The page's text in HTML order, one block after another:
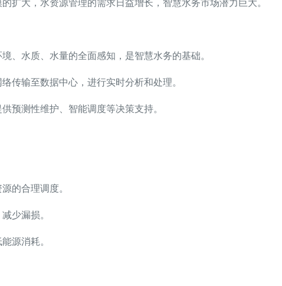
扩大，水资源管理的需求日益增长，智慧水务市场潜力巨大。
、水质、水量的全面感知，是智慧水务的基础。
传输至数据中心，进行实时分析和处理。
预测性维护、智能调度等决策支持。
的合理调度。
少漏损。
源消耗。